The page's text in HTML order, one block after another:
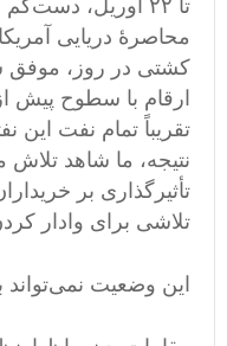
کشتی در روز، موفق
ارقام با سطوح پیش
تقریباً تمام نفت
نتیجه، ما شاهد
تأثیرگذاری بر
تلاشی برای وادار
این وضعیت نمی‌تواند